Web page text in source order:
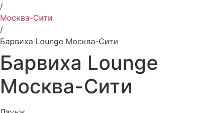
/
Москва-Сити
/
Барвиха Lounge Москва-Сити
Барвиха Lounge
Москва-Сити